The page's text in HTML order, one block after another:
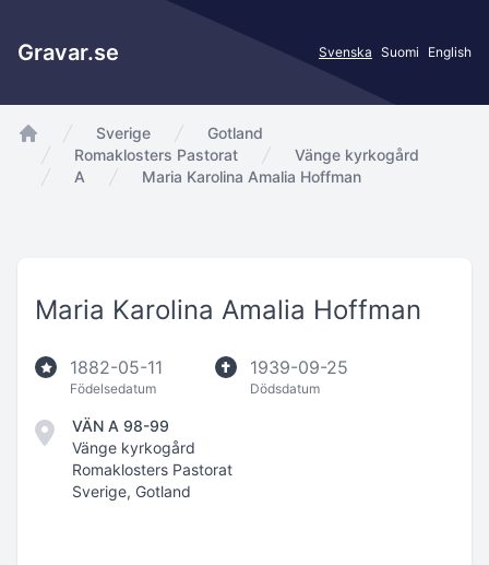
Gravar.se Svenska Suomi English
app.Start
Sverige
Gotland
Romaklosters Pastorat
Vänge kyrkogård
A
Maria Karolina Amalia Hoffman
Maria Karolina Amalia Hoffman
1882-05-11
Födelsedatum
1939-09-25
Dödsdatum
VÄN A 98-99
Vänge kyrkogård
Romaklosters Pastorat
Sverige, Gotland